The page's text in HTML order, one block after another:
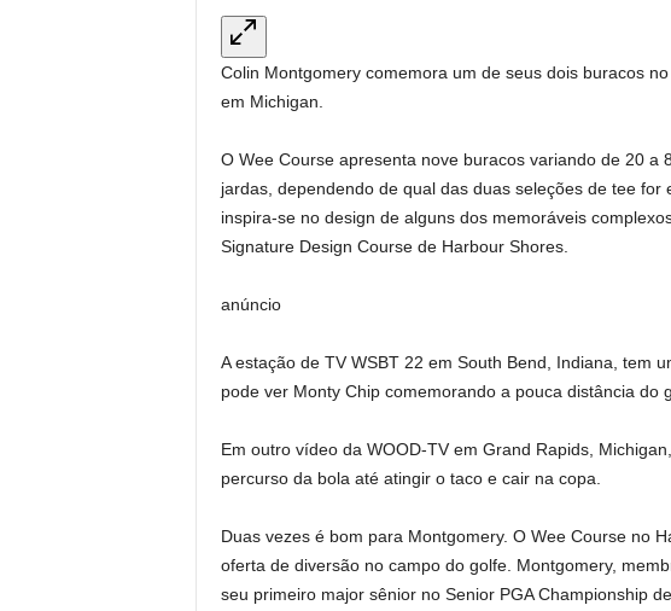
Colin Montgomery comemora um de seus dois buracos
em Michigan.
O Wee Course apresenta nove buracos variando de 20 a
jardas, dependendo de qual das duas seleções de tee for
inspira-se no design de alguns dos memoráveis
Signature Design Course de Harbour Shores.
anúncio
A estação de TV WSBT 22 em South Bend, Indiana, tem
pode ver Monty Chip comemorando a pouca distância do
Em outro vídeo da WOOD-TV em Grand Rapids,
percurso da bola até atingir o taco e cair na copa.
Duas vezes é bom para Montgomery. O Wee Course no
oferta de diversão no campo do golfe. Montgomery,
seu primeiro major sênior no Senior PGA Championship